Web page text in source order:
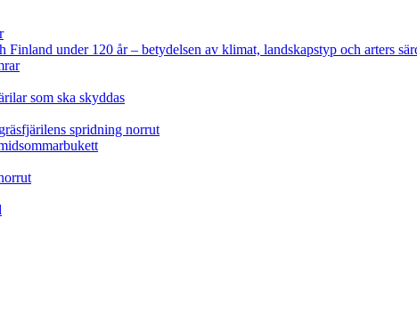
Finland under 120 år– betydelsen av klimat, landskapstyp och arters
som ska skyddas
spridning norrut